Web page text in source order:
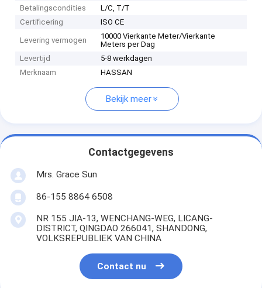
Betalingscondities
L/C, T/T
Certificering
ISO CE
Levering vermogen
10000 Vierkante Meter/Vierkante
Meters per Dag
Levertijd
5-8 werkdagen
Merknaam
HASSAN
Bekijk meer
Contactgegevens
Mrs. Grace Sun
86-155 8864 6508
NR 155 JIA-13, WENCHANG-WEG, LICANG-
DISTRICT, QINGDAO 266041, SHANDONG,
VOLKSREPUBLIEK VAN CHINA
Contact nu